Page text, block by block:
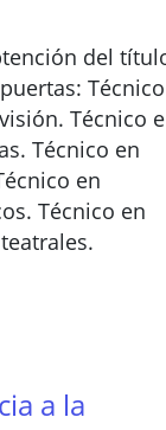
del
Técnico
Técnico
Técnico en
en
Técnico en
a la